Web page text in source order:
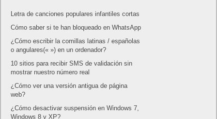
Letra de canciones populares infantiles cortas
Cómo saber si te han bloqueado en WhatsApp
¿Cómo escribir la comillas latinas / españolas
o angulares(« ») en un ordenador?
10 sitios para recibir SMS de validación sin
mostrar nuestro número real
¿Cómo ver una versión antigua de página
web?
¿Cómo desactivar suspensión en Windows 7,
Windows 8 y XP?